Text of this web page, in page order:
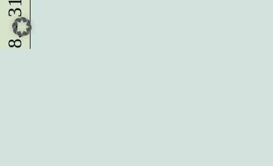
10.08. - 31.08.